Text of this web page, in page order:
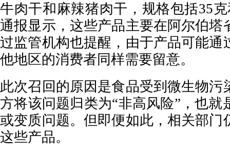
牛肉干和麻辣猪肉干，规格包括35
通报显示，这些产品主要在阿尔伯塔
过监管机构也提醒，由于产品可能通
他地区的消费者同样需要留意。
此次召回的原因是食品受到微生物污
方将该问题归类为“非高风险”，也就
或变质问题。但即便如此，相关部门
这些产品。